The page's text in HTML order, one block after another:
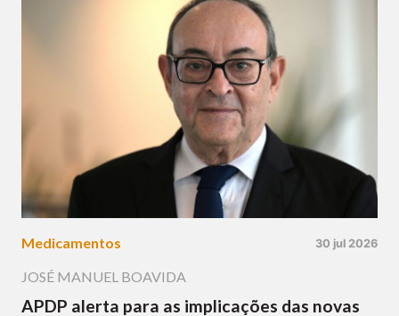
Medicamentos 30 jul 2026
JOSÉ MANUEL BOAVIDA
APDP alerta para as implicações das novas